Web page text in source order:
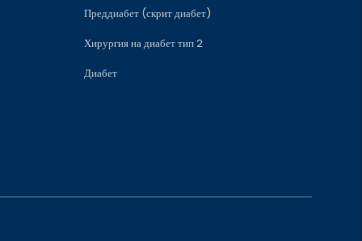
Преддиабет (скрит диабет)
Хирургия на диабет тип 2
Диабет